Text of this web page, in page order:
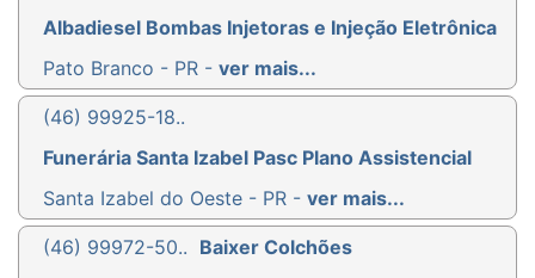
Albadiesel Bombas Injetoras e Injeção Eletrônica
Pato Branco - PR - ver mais...
(46) 99925-18..
Funerária Santa Izabel Pasc Plano Assistencial
Santa Izabel do Oeste - PR - ver mais...
(46) 99972-50.. Baixer Colchões